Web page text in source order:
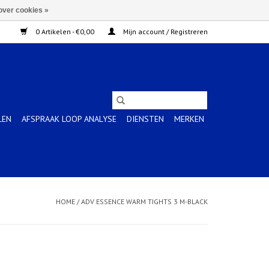
0 Artikelen - €0,00 Mijn account / Registreren
AFSPRAAK LOOP ANALYSE DIENSTEN MERKEN
HOME /ADV ESSENCE WARM TIGHTS 3 M-BLACK
cookies »